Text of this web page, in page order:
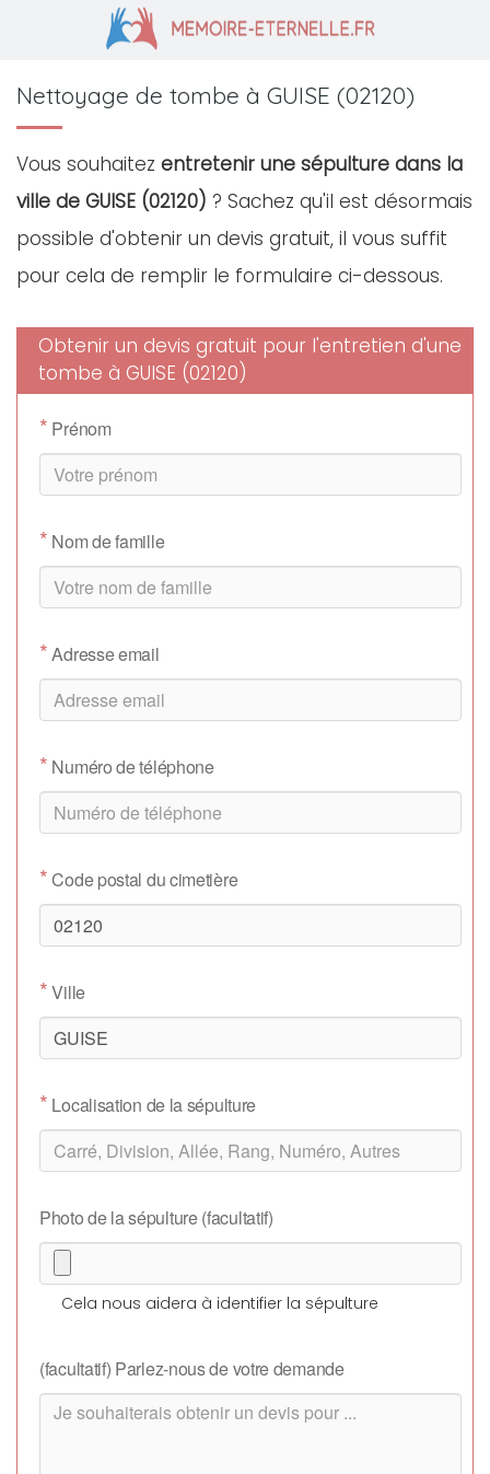
Nettoyage de tombe à GUISE (02120)
Vous souhaitez entretenir une sépulture dans la
ville de GUISE (02120) ? Sachez qu'il est désormais
possible d'obtenir un devis gratuit, il vous suffit
pour cela de remplir le formulaire ci-dessous.
Obtenir un devis gratuit pour l'entretien d'une
tombe à GUISE (02120)
* Prénom
* Nom de famille
*Adresse email
* Numéro de téléphone
*Code postal du cimetière
*Ville
* Localisation de la sépulture
Photo de la sépulture (facultatif)
Cela nous aidera à identifier la sépulture
(facultatif) Parlez-nous de votre demande